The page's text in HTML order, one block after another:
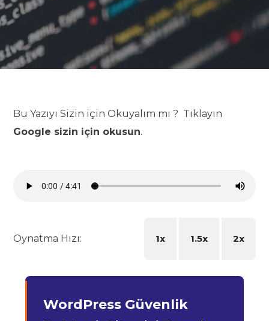
Bu Yazıyı Sizin için Okuyalım mı ? Tıklayın
Google sizin için okusun.
Oynatma Hızı: 1x 1.5x 2x
WordPress Güvenlik